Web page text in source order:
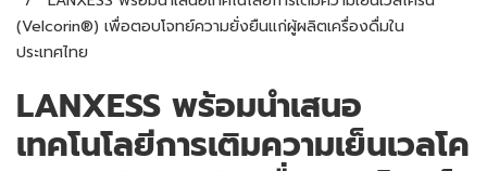
(Velcorin®) เพื่อตอบโจทย์ความยั่งยืนแก่ผู้ผลิตเครื่องดื่มใน
ประเทศไทย
LANXESS พร้อมนำเสนอ
เทคโนโลยีการเติมความเย็นเวลโค